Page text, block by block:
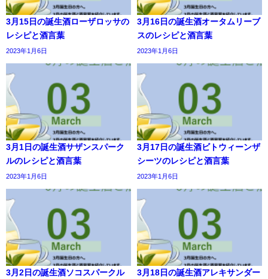
3月15日の誕生酒ローザロッサの
レシピと酒言葉
2023年1月6日
3月16日の誕生酒オータムリーブ
スのレシピと酒言葉
2023年1月6日
3月1日の誕生酒サザンスパーク
ルのレシピと酒言葉
2023年1月6日
3月17日の誕生酒ビトウィーンザ
シーツのレシピと酒言葉
2023年1月6日
3月2日の誕生酒ソコスパークル
3月18日の誕生酒アレキサンダー